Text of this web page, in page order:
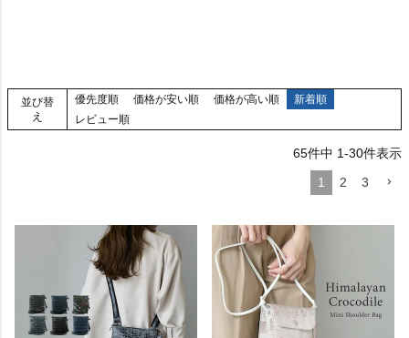
並び替
え
優先度順 価格が安い順 価格が高い順
新着順
レビュー順
65件中 1-30件表示
1
2 3